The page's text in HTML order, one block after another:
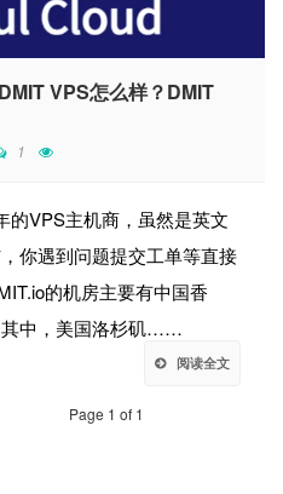
VPS怎么样？DMIT
1
的VPS主机商，虽然是英文
你遇到问题提交工单等直接
的机房主要有中国香
其中，美国洛杉矶……
阅读全文
Page 1 of 1